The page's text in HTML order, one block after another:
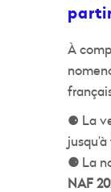
À
⚈ La
⚈ La
NAF